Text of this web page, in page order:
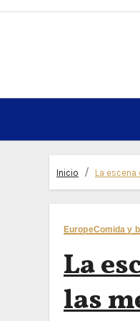
Skip
Inicio La
EuropeComida y
La
las